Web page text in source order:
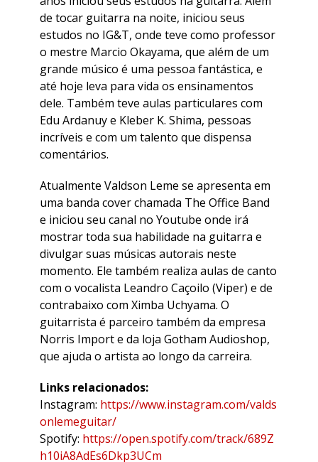
de tocar guitarra na noite, iniciou seus
estudos no IG&T, onde teve como professor
o mestre Marcio Okayama, que além de um
grande músico é uma pessoa fantástica, e
até hoje leva para vida os ensinamentos
dele. Também teve aulas particulares com
Edu Ardanuy e Kleber K. Shima, pessoas
incríveis e com um talento que dispensa
comentários.
Atualmente Valdson Leme se apresenta em
uma banda cover chamada The Office Band
e iniciou seu canal no Youtube onde irá
mostrar toda sua habilidade na guitarra e
divulgar suas músicas autorais neste
momento. Ele também realiza aulas de canto
com o vocalista Leandro Caçoilo (Viper) e de
contrabaixo com Ximba Uchyama. O
guitarrista é parceiro também da empresa
Norris Import e da loja Gotham Audioshop,
que ajuda o artista ao longo da carreira.
Links relacionados:
Instagram: https://www.instagram.com/valds
onlemeguitar/
Spotify: https://open.spotify.com/track/689Z
h10iA8AdEs6Dkp3UCm